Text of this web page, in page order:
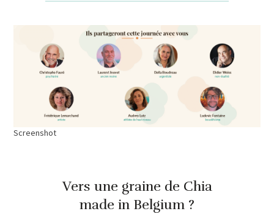
Screenshot
Vers une graine de Chia
made in Belgium ?